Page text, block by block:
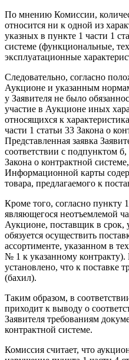
По мнению Комиссии,
относится ни к одной из
указных в пункте 1 части 1
системе (функциональные,
эксплуатационные
Следовательно, согласно
Аукционе и указанным
у Заявителя не было
участие в Аукционе иных
относящихся к
части 1 статьи 33 Закона о
Представленная заявка
соответствии с подпунктом
Закона о контрактной
Информационной карты
товара, предлагаемого к
Кроме того, согласно пункту
являющегося неотъемлемой
Аукционе, поставщик в срок,
обязуется осуществить
ассортименте, указанном в
№ 1 к указанному
установлено, что к поставке
(бахил).
Таким образом, в
приходит к выводу о
Заявителя требованиям
контрактной системе.
Комиссия считает, что